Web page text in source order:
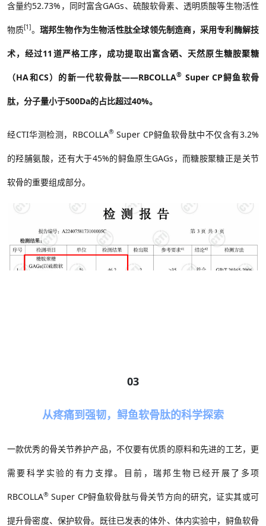
含量约52.73% ，同时富含GAGs、硫酸软骨素、透明质酸等生物活性
物质[1]。 瑞邦生物作为生物活性肽全球领先制造商，采用专利酶解技
术，经过11 道严格工序，成功提取出富含硒、天然原生糖胺聚糖
（HA和CS）的新一代软骨肽——RBCOLLA® Super CP鲟鱼软骨
肽，分子量小于500Da的占比超过40%。
经CTI华测检测， RBCOLLA®Super CP鲟鱼软骨肽中不仅含有3.2%
的羟脯氨酸，还有大于45%的鲟鱼原生GAGs，而糖胺聚糖正是关节
软骨的重要组成部分。
03
从疼痛到强韧，鲟鱼软骨肽的科学探索
一款优秀的骨关节养护产品，不仅要有优质的原料和先进的工艺，更
需要科学实验的有力支撑。目前，瑞邦生物已经开展了多项
RBCOLLA® Super CP鲟鱼软骨肽与骨关节方向的研究，证实其或可
提升骨密度、保护软骨。既往已发表的体外、体内实验中，鲟鱼软骨